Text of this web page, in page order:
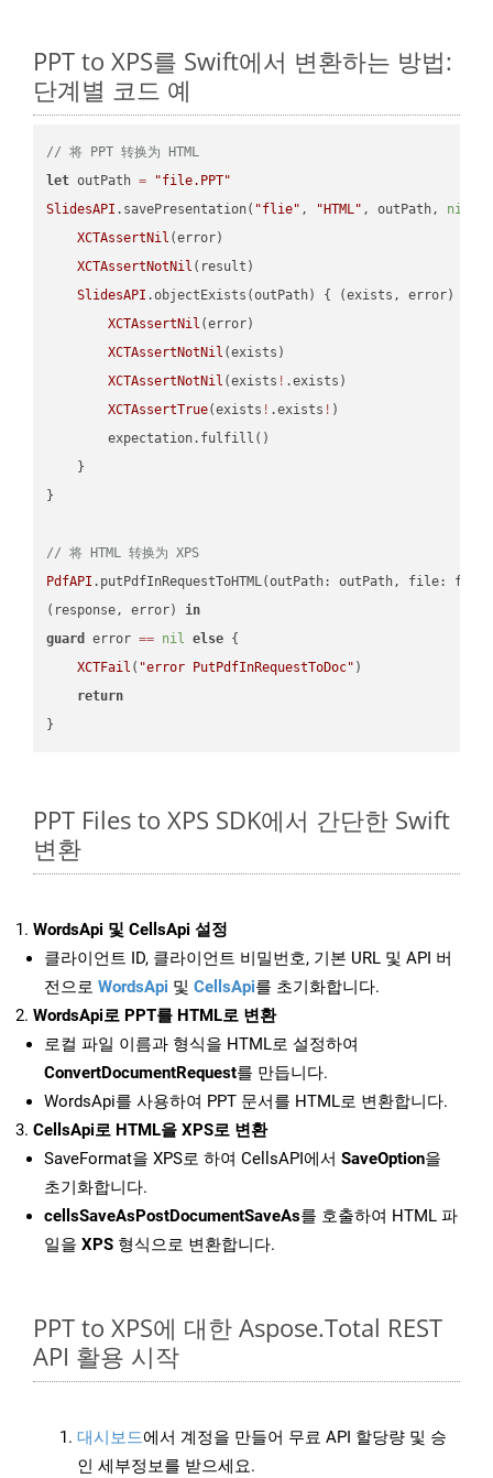
PPT to XPS를 Swift에서 변환하는 방법:
단계별 코드 예
// 将 PPT 转换为 HTML
let outPath =
"file.PPT"
SlidesAPI .savePresentation( "flie" , "HTML" , outPath, nil
XCTAssertNil (error)
XCTAssertNotNil (result)
SlidesAPI .objectExists(outPath) { (exists, error) ->
XCTAssertNil (error)
XCTAssertNotNil (exists)
XCTAssertNotNil (exists ! .exists)
XCTAssertTrue(exists ! .exists ! )
        expectation.fulfill()
    }
}
// 将 HTML 转换为 XPS
PdfAPI .putPdfInRequestToHTML(outPath: outPath, file: file.
(response, error) in
guard
error == nil else {
XCTFail ( "error PutPdfInRequestToDoc" )
return
PPT Files to XPS SDK에서 간단한 Swift
변환
WordsApi 및 CellsApi 설정
클라이언트 ID, 클라이언트 비밀번호, 기본 URL 및 API 버
전으로 WordsApi 및 CellsApi를 초기화합니다.
WordsApi로 PPT를 HTML로 변환
로컬 파일 이름과 형식을 HTML로 설정하여
ConvertDocumentRequest를 만듭니다.
WordsApi를 사용하여 PPT 문서를 HTML로 변환합니다.
CellsApi로 HTML을 XPS로 변환
SaveFormat을 XPS로 하여 CellsAPI에서 SaveOption을
초기화합니다.
cellsSaveAsPostDocumentSaveAs를 호출하여 HTML 파
일을 XPS 형식으로 변환합니다.
PPT to XPS에 대한 Aspose.Total REST
API 활용 시작
대시보드에서 계정을 만들어 무료 API 할당량 및 승
인 세부정보를 받으세요.